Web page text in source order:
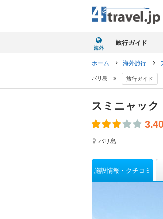
海外
旅行ガイド
ホーム 海外旅行
バリ島 × 旅行ガイド
スミニャック
3.40
バリ島
施設情報 クチコミ